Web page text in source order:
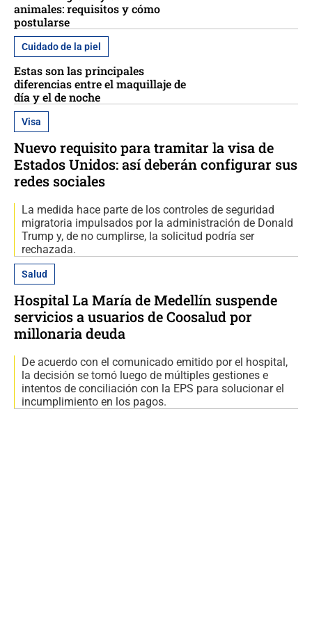
animales: requisitos y cómo
postularse
Cuidado de la piel
Estas son las principales
diferencias entre el maquillaje de
día y el de noche
Visa
Nuevo requisito para tramitar la visa de
Estados Unidos: así deberán configurar sus
redes sociales
La medida hace parte de los controles de seguridad
migratoria impulsados por la administración de Donald
Trump y, de no cumplirse, la solicitud podría ser
rechazada.
Salud
Hospital La María de Medellín suspende
servicios a usuarios de Coosalud por
millonaria deuda
De acuerdo con el comunicado emitido por el hospital,
la decisión se tomó luego de múltiples gestiones e
intentos de conciliación con la EPS para solucionar el
incumplimiento en los pagos.